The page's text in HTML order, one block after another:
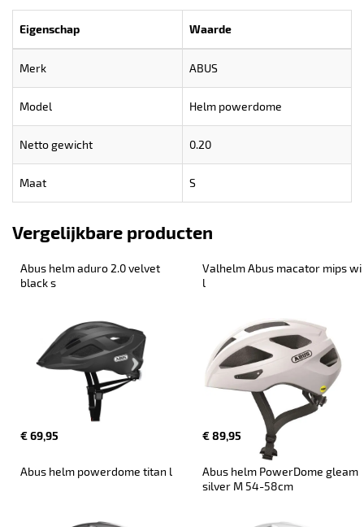
Eigenschap Waarde
Merk ABUS
Model Helm powerdome
Netto gewicht 0.20
Maat S
Vergelijkbare producten
Abus helm aduro 2.0 velvet
black s
€ 69,95
Valhelm Abus macator mips wi
l
€ 89,95
Abus helm powerdome titan l
Abus helm PowerDome gleam
silver M 54-58cm